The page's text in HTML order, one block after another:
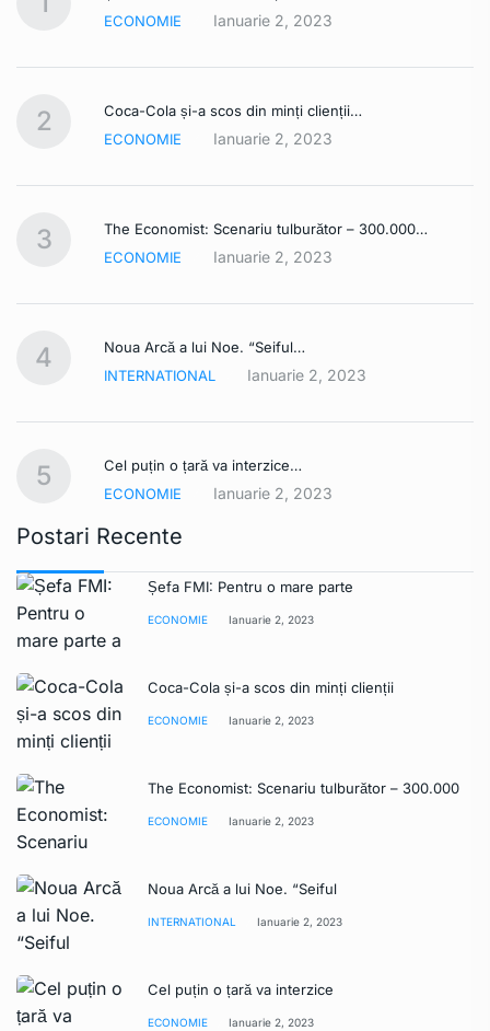
ECONOMIE
Ianuarie 2, 2023
2
Coca-Cola și-a scos din minți clienții…
ECONOMIE
Ianuarie 2, 2023
3
The Economist: Scenariu tulburător – 300.000…
ECONOMIE
Ianuarie 2, 2023
4
Noua Arcă a lui Noe. “Seiful…
INTERNATIONAL
Ianuarie 2, 2023
5
Cel puțin o țară va interzice…
ECONOMIE
Ianuarie 2, 2023
Postari Recente
Șefa FMI: Pentru o mare parte
ECONOMIE Ianuarie 2, 2023
Coca-Cola și-a scos din minți clienții
ECONOMIE Ianuarie 2, 2023
The Economist: Scenariu tulburător – 300.000
ECONOMIE Ianuarie 2, 2023
Noua Arcă a lui Noe. “Seiful
INTERNATIONAL Ianuarie 2, 2023
Cel puțin o țară va interzice
ECONOMIE Ianuarie 2, 2023